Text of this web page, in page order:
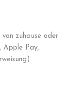
von zuhause oder
Apple Pay,